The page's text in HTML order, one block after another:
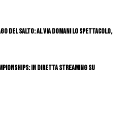
del Salto: al via domani lo spettacolo,
IN DIRETTA STREAMING SU